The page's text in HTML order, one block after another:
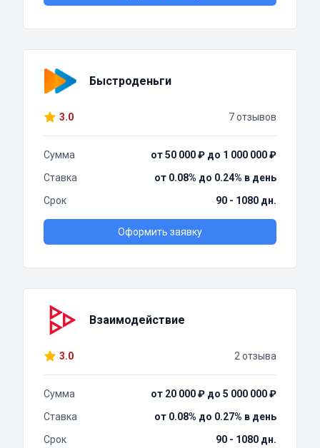
Быстроденьги
3.0 7 отзывов
Сумма
от 50 000 ₽ до 1 000 000 ₽
Ставка
от 0.08% до 0.24% в день
Срок
90 - 1080 дн.
Оформить заявку
Взаимодействие
3.0 2 отзыва
Сумма
от 20 000 ₽ до 5 000 000 ₽
Ставка
от 0.08% до 0.27% в день
Срок
90 - 1080 дн.